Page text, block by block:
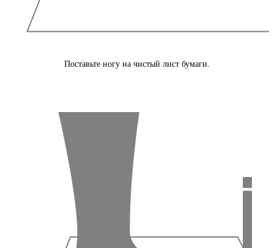
Поставьте ногу на чистый лист бумаги.